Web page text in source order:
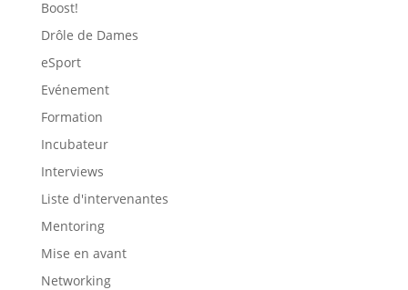
Boost!
Drôle de Dames
eSport
Evénement
Formation
Incubateur
Interviews
Liste d'intervenantes
Mentoring
Mise en avant
Networking